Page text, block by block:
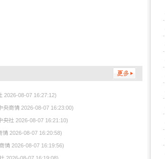
2026-08-07 16:27:12)
央商情 2026-08-07 16:23:00)
央社 2026-08-07 16:21:10)
情 2026-08-07 16:20:58)
情 2026-08-07 16:19:56)